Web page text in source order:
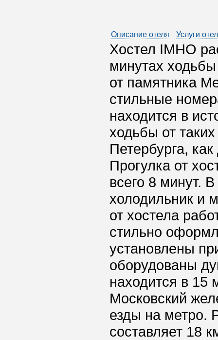
Описание отеля Услуги
Хостел IMHO
минутах
от памятника
стильные
находится в
ходьбы от
Петербурга,
Прогулка от
всего 8 минут.
холодильник и
от хостела
стильно
установлены
оборудованы
находится в 15
Московский
езды на метро.
составляет 18